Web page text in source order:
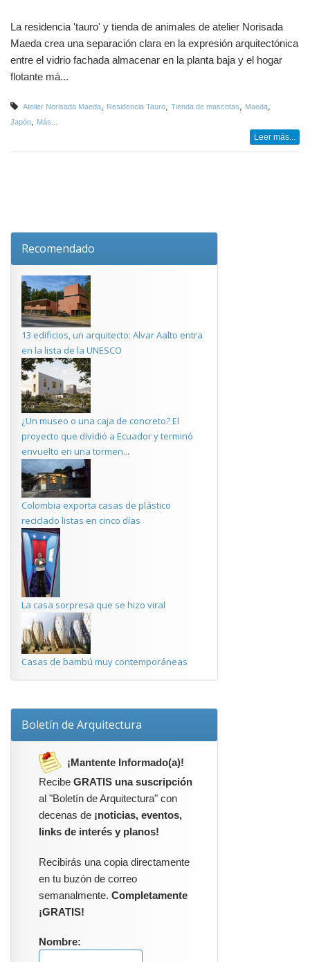
La residencia 'tauro' y tienda de animales de atelier Norisada
Maeda crea una separación clara en la expresión arquitectónica
entre el vidrio fachada almacenar en la planta baja y el hogar
flotante má...
Atelier Norisada Maeda Residencia Tauro Tienda de mascotas Maeda
Japón Más...
Leer más...
Recomendado
13 edificios, un arquitecto: Alvar Aalto entra
en la lista de la UNESCO
¿Un museo o una caja de concreto? El
proyecto que dividió a Ecuador y terminó
envuelto en una tormen...
Colombia exporta casas de plástico
reciclado listas en cinco días
La casa sorpresa que se hizo viral
Casas de bambú muy contemporáneas
Boletín de Arquitectura
¡Mantente Informado(a)!
Recibe GRATIS una suscripción
al "Boletín de Arquitectura" con
decenas de ¡noticias, eventos,
links de interés y planos!
Recibirás una copia directamente
en tu buzón de correo
semanalmente. Completamente
¡GRATIS!
Nombre: